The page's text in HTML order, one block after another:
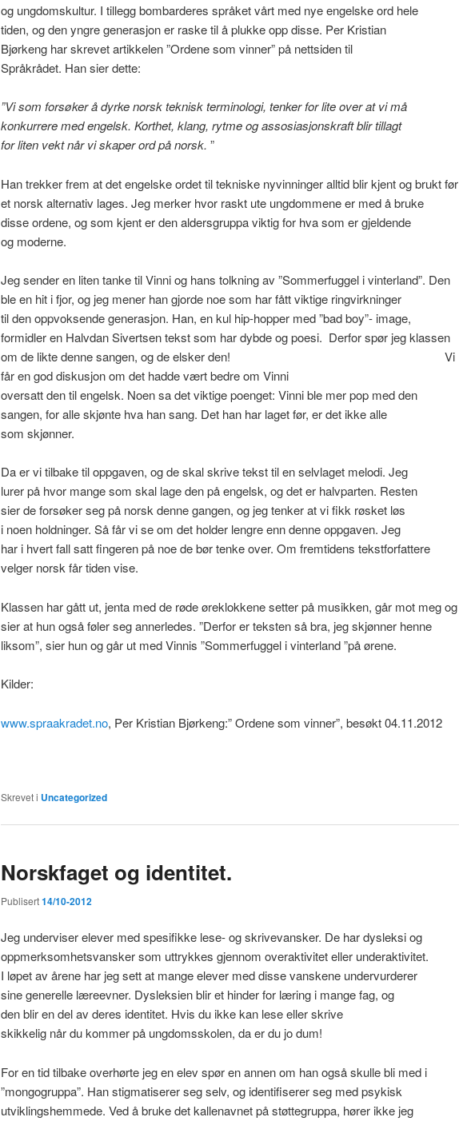
og ungdomskultur. I tillegg bombarderes språket vårt med nye engelske ord hele
tiden, og den yngre generasjon er raske til å plukke opp disse. Per Kristian
Bjørkeng har skrevet artikkelen ”Ordene som vinner” på nettsiden til
Språkrådet. Han sier dette:
”Vi som forsøker å dyrke norsk teknisk terminologi, tenker for lite over at vi må
konkurrere med engelsk. Korthet, klang, rytme og assosiasjonskraft blir tillagt
for liten vekt når vi skaper ord på norsk. ”
Han trekker frem at det engelske ordet til tekniske nyvinninger alltid blir kjent og brukt før
et norsk alternativ lages. Jeg merker hvor raskt ute ungdommene er med å bruke
disse ordene, og som kjent er den aldersgruppa viktig for hva som er gjeldende
og moderne.
Jeg sender en liten tanke til Vinni og hans tolkning av ”Sommerfuggel i vinterland”. Den
ble en hit i fjor, og jeg mener han gjorde noe som har fått viktige ringvirkninger
til den oppvoksende generasjon. Han, en kul hip-hopper med ”bad boy”- image,
formidler en Halvdan Sivertsen tekst som har dybde og poesi. Derfor spør jeg klassen
om de likte denne sangen, og de elsker den! Vi
får en god diskusjon om det hadde vært bedre om Vinni
oversatt den til engelsk. Noen sa det viktige poenget: Vinni ble mer pop med den
sangen, for alle skjønte hva han sang. Det han har laget før, er det ikke alle
som skjønner.
Da er vi tilbake til oppgaven, og de skal skrive tekst til en selvlaget melodi. Jeg
lurer på hvor mange som skal lage den på engelsk, og det er halvparten. Resten
sier de forsøker seg på norsk denne gangen, og jeg tenker at vi fikk røsket løs
i noen holdninger. Så får vi se om det holder lengre enn denne oppgaven. Jeg
har i hvert fall satt fingeren på noe de bør tenke over. Om fremtidens tekstforfattere
velger norsk får tiden vise.
Klassen har gått ut, jenta med de røde øreklokkene setter på musikken, går mot meg og
sier at hun også føler seg annerledes. ”Derfor er teksten så bra, jeg skjønner henne
liksom”, sier hun og går ut med Vinnis ”Sommerfuggel i vinterland ”på ørene.
Kilder:
www.spraakradet.no, Per Kristian Bjørkeng:” Ordene som vinner”, besøkt 04.11.2012
Skrevet i Uncategorized
Norskfaget og identitet.
Publisert14/10-2012
Jeg underviser elever med spesifikke lese- og skrivevansker. De har dysleksi og
oppmerksomhetsvansker som uttrykkes gjennom overaktivitet eller underaktivitet.
I løpet av årene har jeg sett at mange elever med disse vanskene undervurderer
sine generelle læreevner. Dysleksien blir et hinder for læring i mange fag, og
den blir en del av deres identitet. Hvis du ikke kan lese eller skrive
skikkelig når du kommer på ungdomsskolen, da er du jo dum!
For en tid tilbake overhørte jeg en elev spør en annen om han også skulle bli med i
”mongogruppa”. Han stigmatiserer seg selv, og identifiserer seg med psykisk
utviklingshemmede. Ved å bruke det kallenavnet på støttegruppa, hører ikke jeg